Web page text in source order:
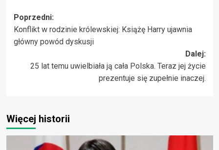
Zobacz
wpisy
Poprzedni:
Konflikt w rodzinie królewskiej: Książę Harry ujawnia
główny powód dyskusji
Dalej:
25 lat temu uwielbiała ją cała Polska. Teraz jej życie
prezentuje się zupełnie inaczej.
Więcej historii